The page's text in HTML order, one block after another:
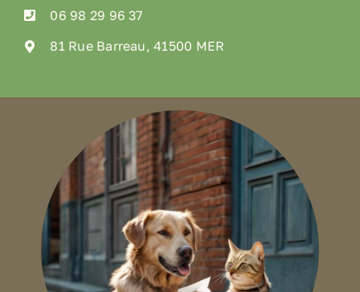
06 98 29 96 37
81 Rue Barreau, 41500 MER